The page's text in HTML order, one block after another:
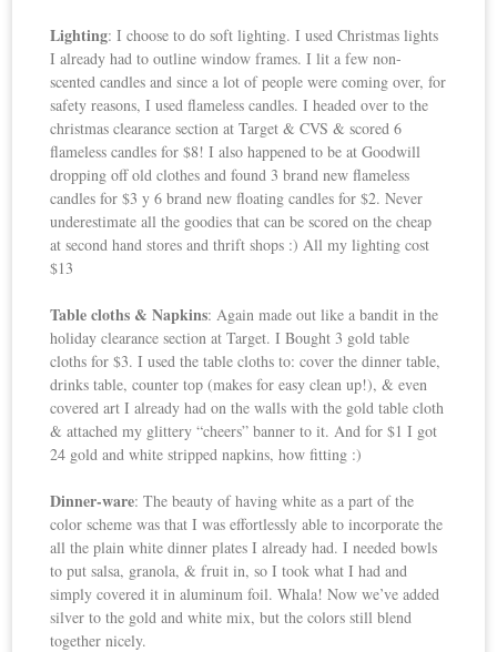
Lighting: I choose to do soft lighting. I used Christmas lights
I already had to outline window frames. I lit a few non-
scented candles and since a lot of people were coming over, for
safety reasons, I used flameless candles. I headed over to the
christmas clearance section at Target & CVS & scored 6
flameless candles for $8! I also happened to be at Goodwill
dropping off old clothes and found 3 brand new flameless
candles for $3 y 6 brand new floating candles for $2. Never
underestimate all the goodies that can be scored on the cheap
at second hand stores and thrift shops :) All my lighting cost
$13
Table cloths & Napkins: Again made out like a bandit in the
holiday clearance section at Target. I Bought 3 gold table
cloths for $3. I used the table cloths to: cover the dinner table,
drinks table, counter top (makes for easy clean up!), & even
covered art I already had on the walls with the gold table cloth
& attached my glittery “cheers” banner to it. And for $1 I got
24 gold and white stripped napkins, how fitting :)
Dinner-ware: The beauty of having white as a part of the
color scheme was that I was effortlessly able to incorporate the
all the plain white dinner plates I already had. I needed bowls
to put salsa, granola, & fruit in, so I took what I had and
simply covered it in aluminum foil. Whala! Now we’ve added
silver to the gold and white mix, but the colors still blend
together nicely.